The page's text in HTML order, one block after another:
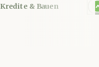
Kredite & Bauen